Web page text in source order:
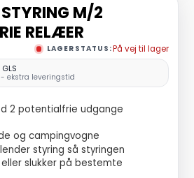
M/2
RELÆER
LAGERSTATUS:På vej til lager
ekstra leveringstid
2 potentialfrie udgange
og campingvogne
styring så styringen
slukker på bestemte